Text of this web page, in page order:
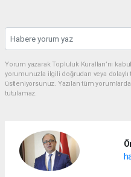
Yorum yazarak Topluluk Kuralları’nı
yorumunuzla ilgili doğrudan veya dolaylı
üstleniyorsunuz. Yazılan tüm
tutulamaz.